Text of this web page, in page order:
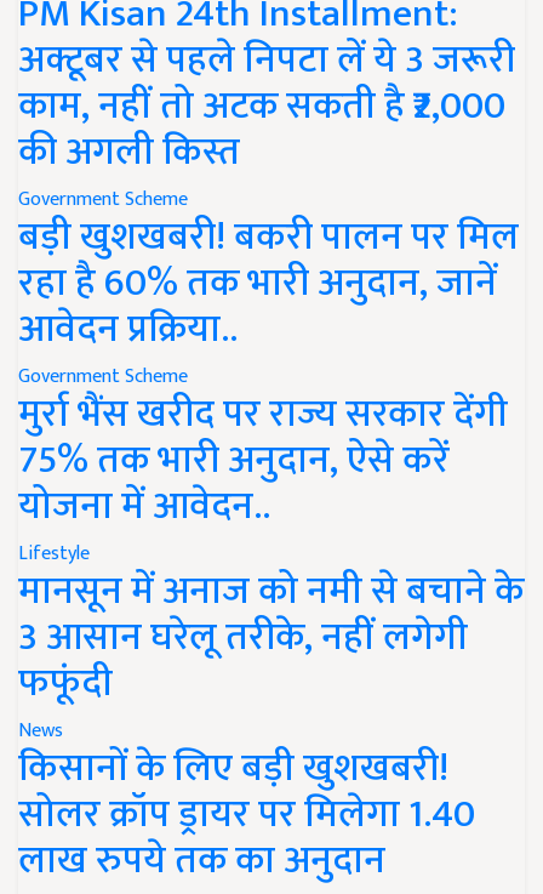
PM Kisan 24th Installment:
अक्टूबर से पहले निपटा लें ये 3 जरूरी
काम, नहीं तो अटक सकती है ₹2,000
की अगली किस्त
Government Scheme
बड़ी खुशखबरी! बकरी पालन पर मिल
रहा है 60% तक भारी अनुदान, जानें
आवेदन प्रक्रिया..
Government Scheme
मुर्रा भैंस खरीद पर राज्य सरकार देंगी
75% तक भारी अनुदान, ऐसे करें
योजना में आवेदन..
Lifestyle
मानसून में अनाज को नमी से बचाने के
3 आसान घरेलू तरीके, नहीं लगेगी
फफूंदी
News
किसानों के लिए बड़ी खुशखबरी!
सोलर क्रॉप ड्रायर पर मिलेगा 1.40
लाख रुपये तक का अनुदान